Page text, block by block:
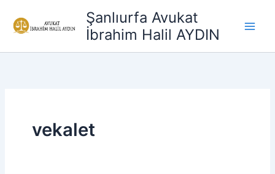
atla
Şanlıurfa Avukat
İbrahim Halil AYDIN
vekalet